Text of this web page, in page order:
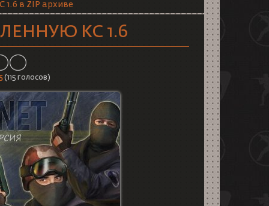
1.6 в ZIP архиве
КС 1.6
(115голосов)